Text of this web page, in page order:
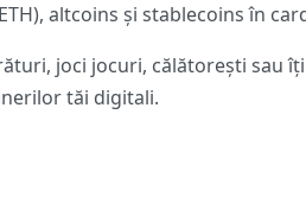
altcoins și stablecoins în
joci jocuri, călătorești sau
tăi digitali.